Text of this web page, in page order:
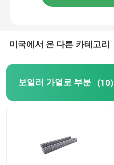
미국에서 온 다른 카테고리
보일러 가열로 부분 (10)